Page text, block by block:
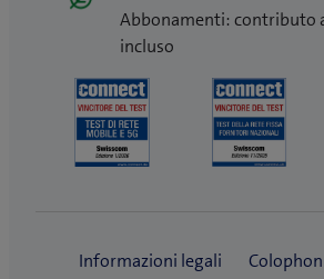
Abbonamenti: contributo
incluso